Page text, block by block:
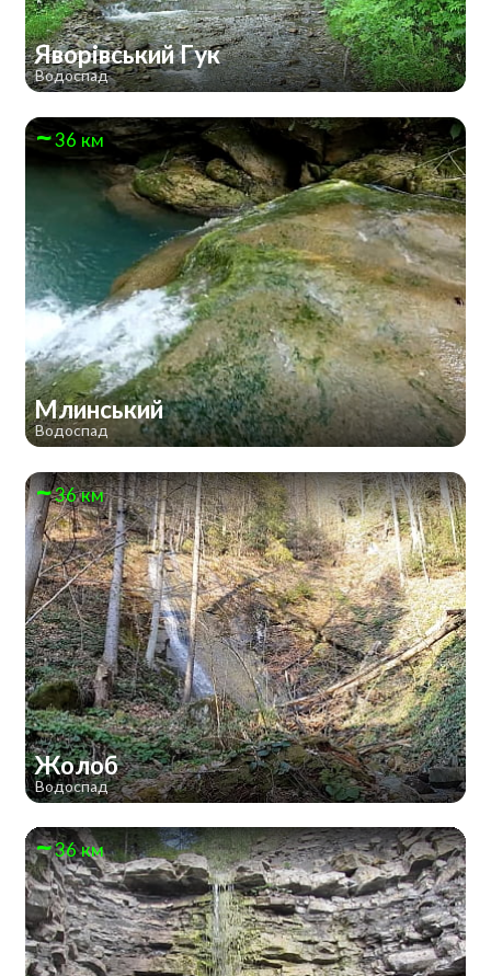
Яворівський Гук
Водоспад
36 км
Млинський
Водоспад
36 км
Жолоб
Водоспад
36 км